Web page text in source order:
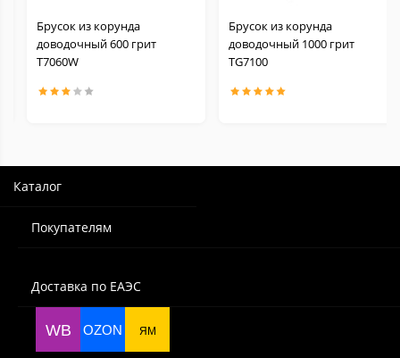
Брусок из корунда
доводочный 600 грит
Т7060W
Брусок из корунда
доводочный 1000 грит
TG7100
Каталог
Покупателям
Доставка по ЕАЭС
WB OZON ЯМ